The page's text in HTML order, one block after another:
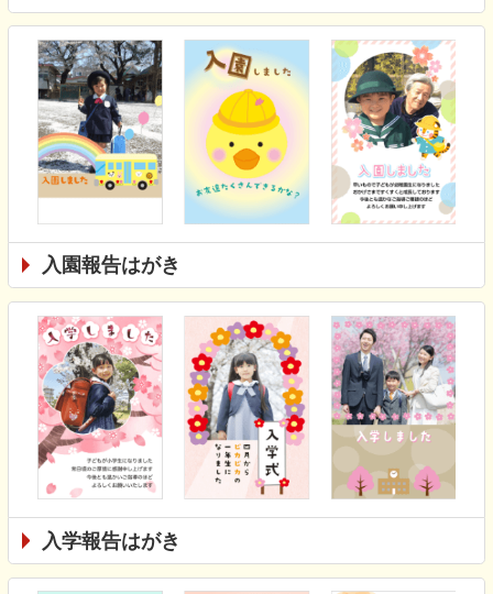
入園報告はがき
入学報告はがき